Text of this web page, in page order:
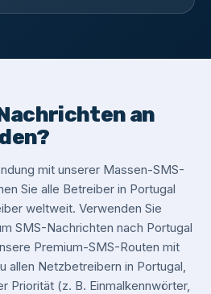
an
mit unserer Massen-SMS-
Sie alle Betreiber in Portugal
weltweit. Verwenden Sie
SMS-Nachrichten nach Portugal
Premium-SMS-Routen mit
allen Netzbetreibern in Portugal,
Priorität (z. B. Einmalkennwörter,